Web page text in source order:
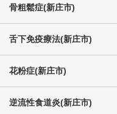
骨粗鬆症(新庄市)
舌下免疫療法(新庄市)
花粉症(新庄市)
逆流性食道炎(新庄市)